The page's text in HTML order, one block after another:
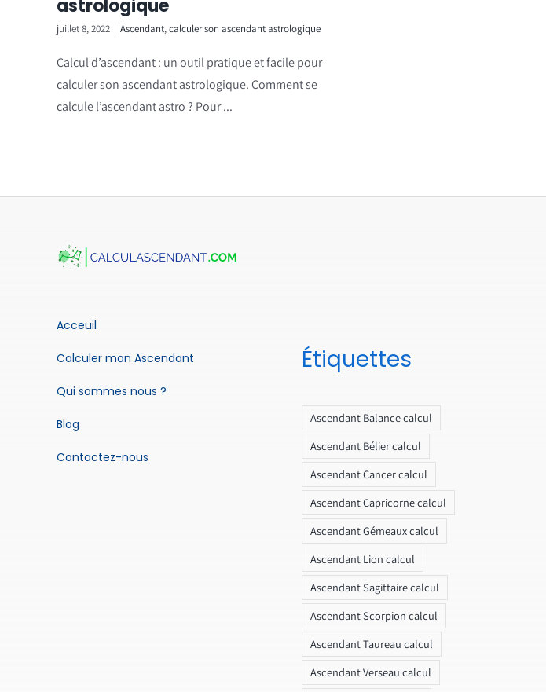
astrologique
juillet 8, 2022 | Ascendant,calculer son ascendant astrologique
Calcul d’ascendant : un outil pratique et facile pour
calculer son ascendant astrologique. Comment se
calcule l’ascendant astro ? Pour ...
Acceuil
Calculer mon Ascendant
Qui sommes nous ?
Blog
Contactez-nous
Étiquettes
Ascendant Balance calcul
Ascendant Bélier calcul
Ascendant Cancer calcul
Ascendant Capricorne calcul
Ascendant Gémeaux calcul
Ascendant Lion calcul
Ascendant Sagittaire calcul
Ascendant Scorpion calcul
Ascendant Taureau calcul
Ascendant Verseau calcul